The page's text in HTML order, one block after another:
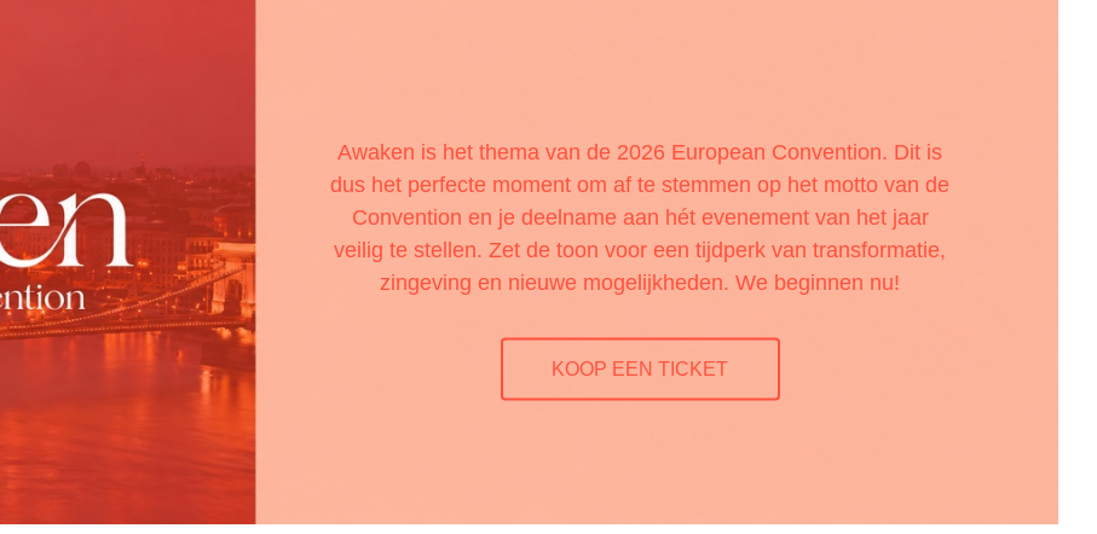
Awaken is het thema van de 2026 European Convention. Dit is
dus het perfecte moment om af te stemmen op het motto van de
Convention en je deelname aan hét evenement van het jaar
veilig te stellen. Zet de toon voor een tijdperk van transformatie,
zingeving en nieuwe mogelijkheden. We beginnen nu!
KOOP EEN TICKET